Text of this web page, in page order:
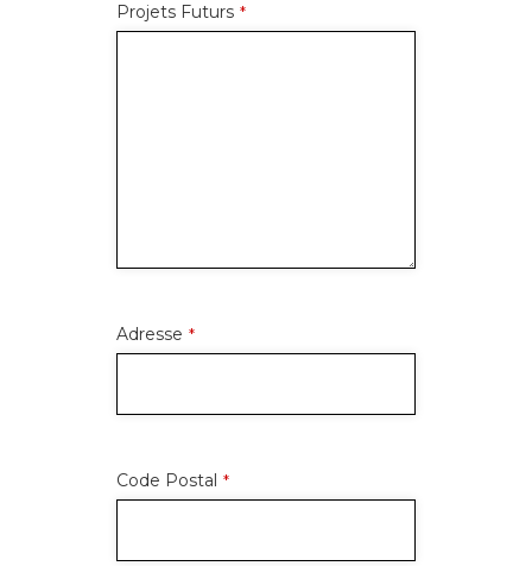
Projets Futurs *
Adresse *
Code Postal *